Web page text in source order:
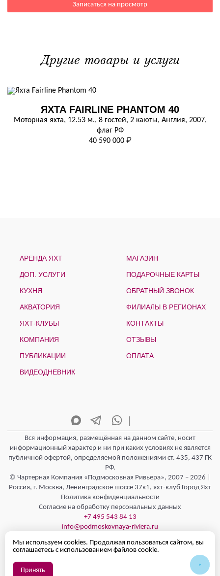
Записаться на просмотр
Другие товары и услуги
ЯХТА FAIRLINE PHANTOM 40
Моторная яхта, 12.53 м., 8 гостей, 2 каюты, Англия, 2007,
флаг РФ
40 590 000 ₽
АРЕНДА ЯХТ
ДОП. УСЛУГИ
КУХНЯ
АКВАТОРИЯ
ЯХТ-КЛУБЫ
КОМПАНИЯ
ПУБЛИКАЦИИ
ВИДЕОДНЕВНИК
МАГАЗИН
ПОДАРОЧНЫЕ КАРТЫ
ОБРАТНЫЙ ЗВОНОК
ФИЛИАЛЫ В РЕГИОНАХ
КОНТАКТЫ
ОТЗЫВЫ
ОПЛАТА
Вся информация, размещённая на данном сайте, носит
информационный характер и ни при каких условиях не является
публичной офертой, определяемой положениями ст. 435, 437 ГК
РФ.
© Чартерная Компания «Подмосковная Ривьера», 2007 – 2026 |
Россия, г. Москва, Ленинградское шоссе 37к1, яхт-клуб Город Яхт
Политика конфиденциальности
Согласие на обработку персональных данных
+7 495 543 84 13
info@podmoskovnaya-riviera.ru
Полезная информация
Мы используем cookies. Продолжая пользоваться сайтом, вы
соглашаетесь с использованием файлов cookie.
Принять